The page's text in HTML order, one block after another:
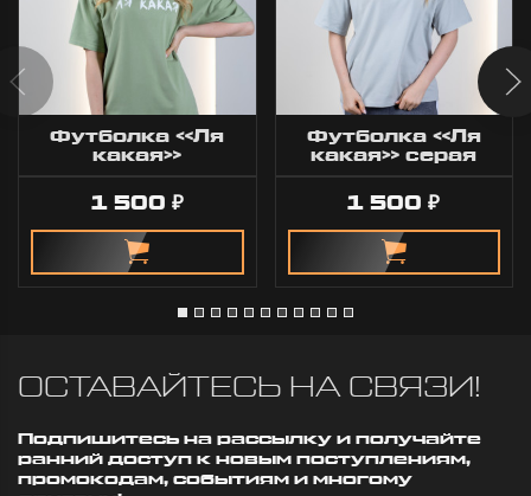
Футболка «Ля
какая»
оливковая
1 500 ₽
Футболка «Ля
какая» серая
1 500₽
ОСТАВАЙТЕСЬ НА СВЯЗИ!
Подпишитесь на рассылку и получайте
ранний доступ к новым поступлениям,
промокодам, событиям и многому